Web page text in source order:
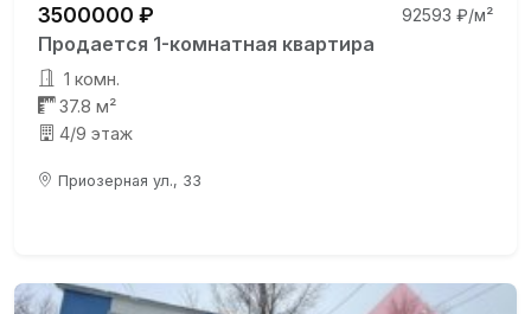
3500000 ₽ 92593 ₽/м²
Продается 1-комнатная квартира
1 комн.
37.8 м²
4/9 этаж
Приозерная ул., 33